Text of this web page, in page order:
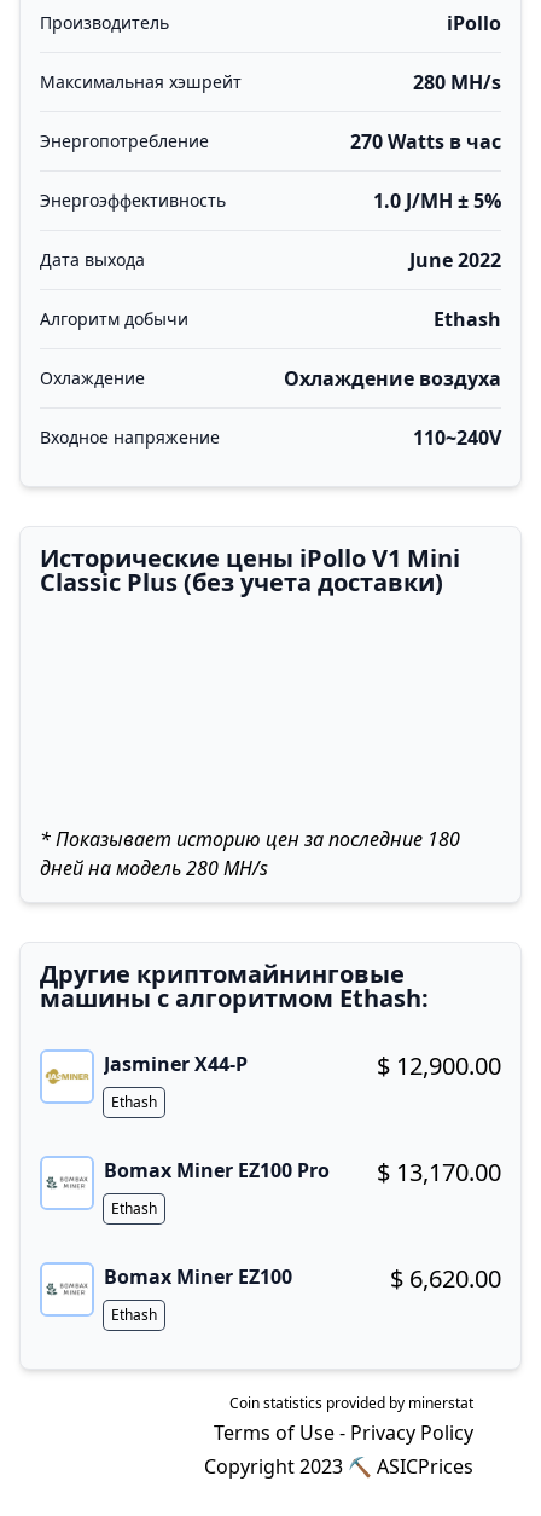
Производитель iPollo
Максимальная хэшрейт 280 MH/s
Энергопотребление 270 Watts в час
Энергоэффективность 1.0 J/MH ± 5%
Дата выхода June 2022
Алгоритм добычи Ethash
Охлаждение Охлаждение воздуха
Входное напряжение 110~240V
Исторические цены iPollo V1 Mini
Classic Plus (без учета доставки)
* Показывает историю цен за последние 180
дней на модель 280 MH/s
Другие криптомайнинговые
машины с алгоритмом Ethash:
Jasminer X44-P
Buy now!
$ 12,900.00
Algorithm
Ethash
Bomax Miner EZ100 Pro
Buy now!
$ 13,170.00
Algorithm
Ethash
Bomax Miner EZ100
Buy now!
$ 6,620.00
Algorithm
Ethash
Coin statistics provided by minerstat
Terms of Use- Privacy Policy
Copyright 2023 ⛏ ASICPrices